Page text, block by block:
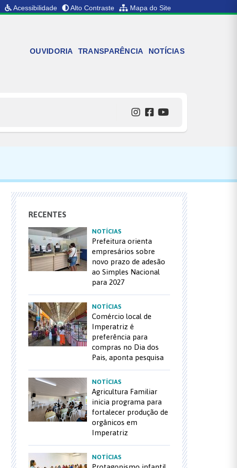
Acessibilidade Alto Contraste Mapa do Site
OUVIDORIA TRANSPARÊNCIA NOTÍCIAS
RECENTES
NOTÍCIAS
Prefeitura orienta
empresários sobre
novo prazo de adesão
ao Simples Nacional
para 2027
NOTÍCIAS
Comércio local de
Imperatriz é
preferência para
compras no Dia dos
Pais, aponta pesquisa
NOTÍCIAS
Agricultura Familiar
inicia programa para
fortalecer produção de
orgânicos em
Imperatriz
NOTÍCIAS